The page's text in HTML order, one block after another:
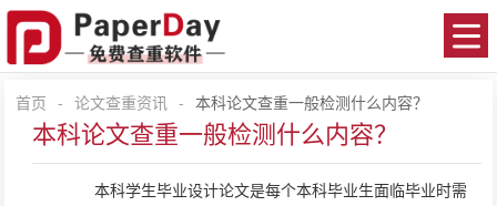
首页 - 论文查重资讯 - 本科论文查重一般检测什么内容？
本科论文查重一般检测什么内容？
本科学生毕业设计论文是每个本科毕业生面临毕业时需